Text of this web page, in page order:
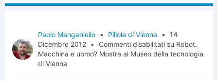
Paolo Manganiello • Pillole di Vienna •
14
Dicembre 2012 • Commenti disabilitati su Robot.
Macchina e uomo? Mostra al Museo della tecnologia
di Vienna